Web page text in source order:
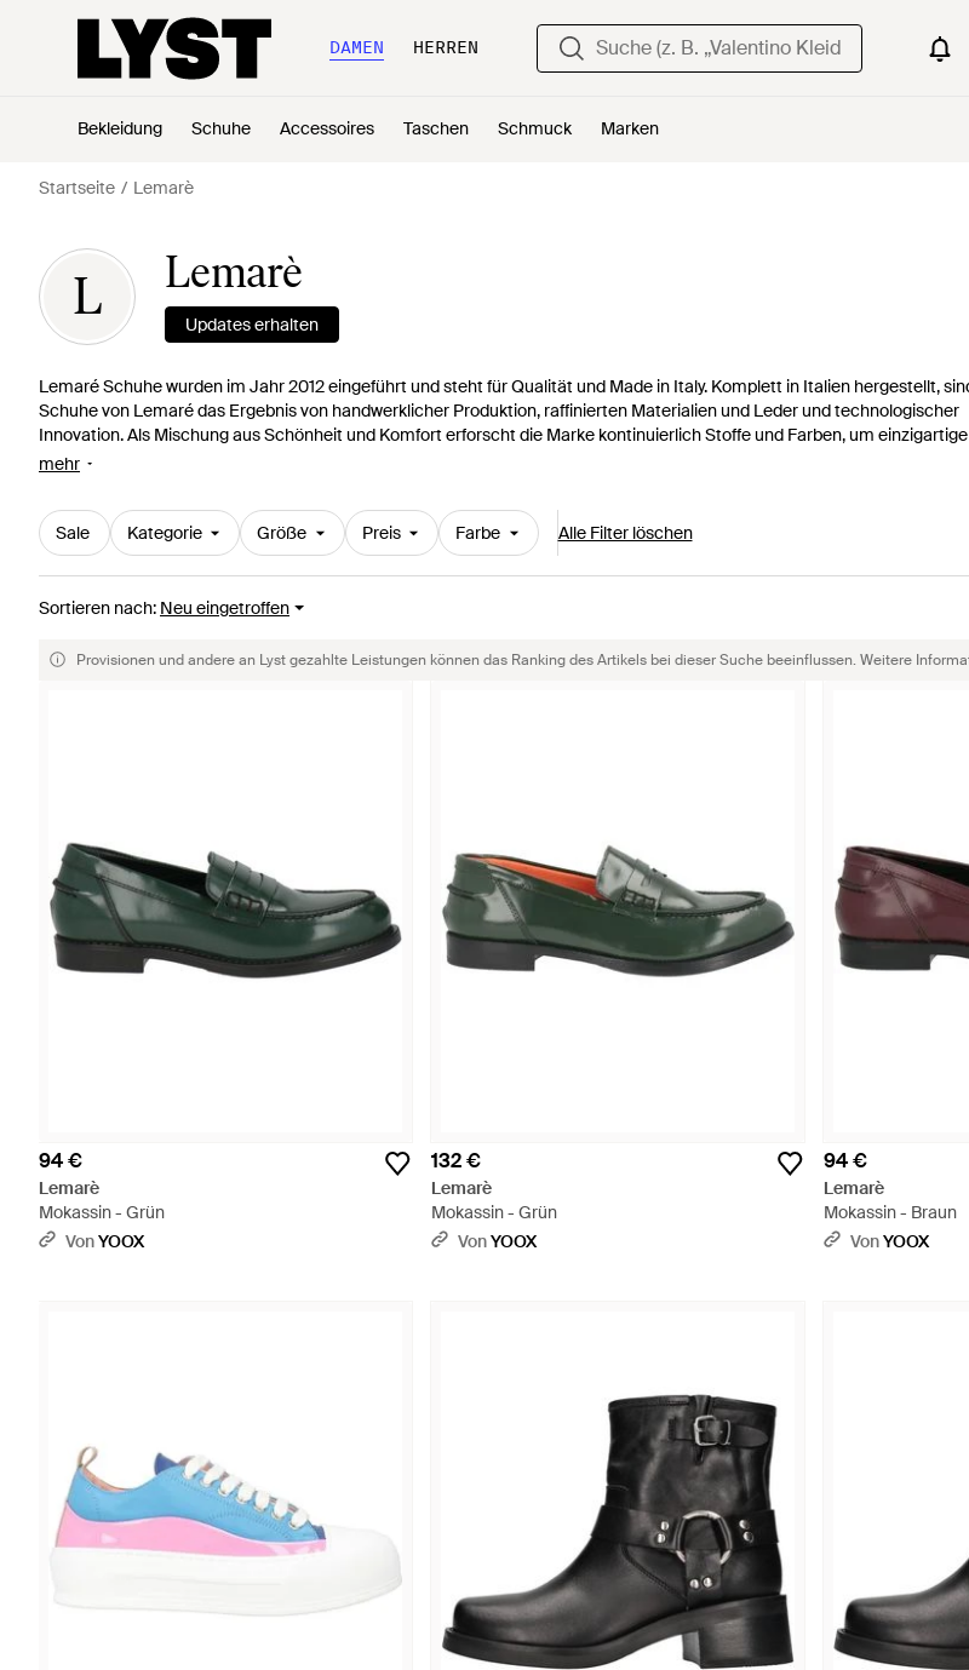
DAMEN HERREN
Bekleidung Schuhe Accessoires Taschen Schmuck Marken
Startseite Lemarè
L Lemarè
Updates erhalten
Lemaré Schuhe wurden im Jahr 2012 eingeführt und steht für Qualität und Made in Italy. Komplett in Italien hergestellt,
Schuhe von Lemaré das Ergebnis von handwerklicher Produktion, raffinierten Materialien und Leder und technologischer
Innovation. Als Mischung aus Schönheit und Komfort erforscht die Marke kontinuierlich Stoffe und Farben, um
exklusive Produkte zu kreieren. Die Kollektionen von Lemaré zeichnen sich durch hochwertige Materialien, edgy
mit einem Rock 'n' Roll Vibe.
mehr
Sale Kategorie Größe Preis Farbe Alle Filter löschen
Sortieren nach: Neu eingetroffen
Provisionen und andere an Lyst gezahlte Leistungen können das Ranking des Artikels bei dieser Suche beeinflussen. Weitere
94 €
Lemarè
Mokassin - Grün
VonYOOX
132 €
Lemarè
Mokassin - Grün
VonYOOX
94 €
Lemarè
Mokassin - Braun
VonYOOX